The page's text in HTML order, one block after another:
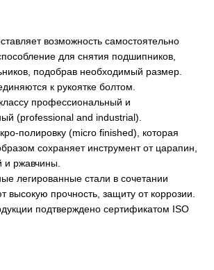
возможность самостоятельно
для снятия подшипников,
подобрав необходимый размер.
к рукоятке болтом.
профессиональный и
(professional and industrial).
полировку (micro finished), которая
сохраняет инструмент от царапин,
и ржавчины.
легированные стали в сочетании
высокую прочность, защиту от коррозии.
подтверждено сертификатом ISO